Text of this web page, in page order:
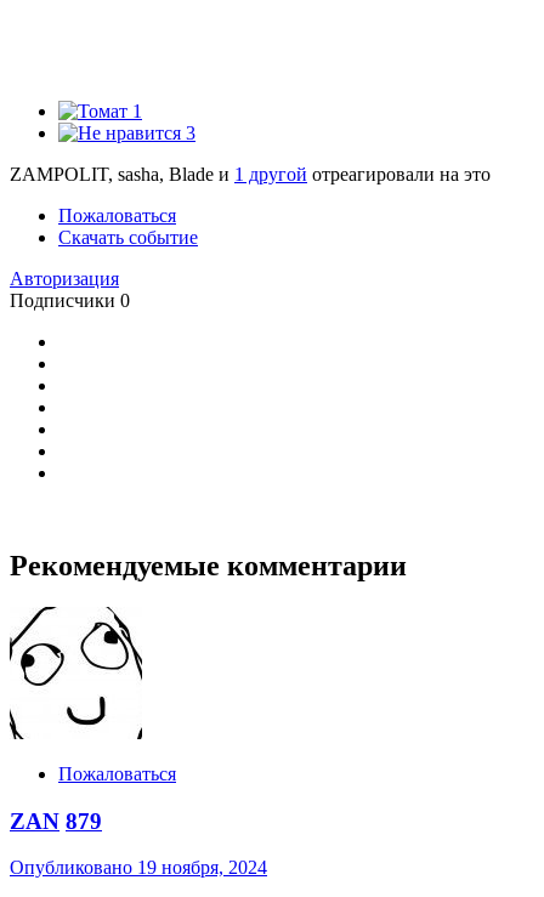
1
3
ZAMPOLIT, sasha, Blade и 1 другой отреагировали на это
Пожаловаться
Скачать событие
Авторизация
Подписчики 0
Рекомендуемые комментарии
Пожаловаться
ZAN 879
Опубликовано 19 ноября, 2024